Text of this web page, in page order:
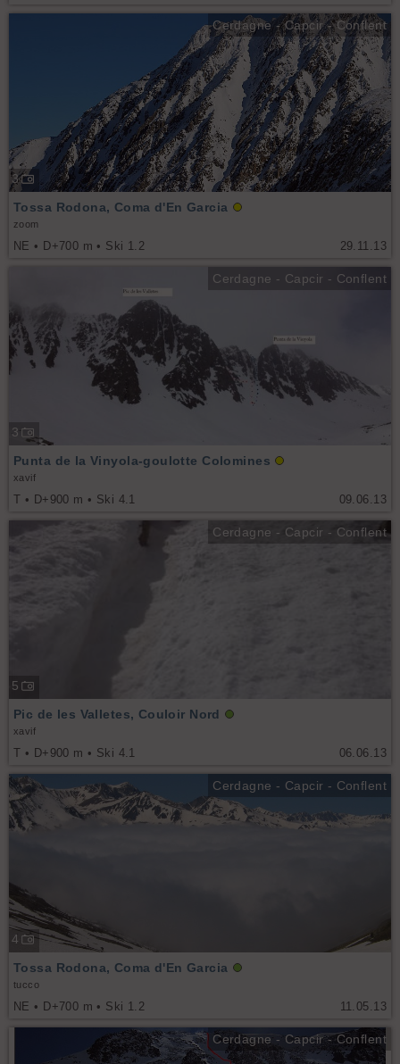
Cerdagne - Capcir - Conflent
3
29.11.13
Tossa Rodona, Coma d'En Garcia
zoom
NE • D+700 m • Ski 1.2
Cerdagne - Capcir - Conflent
3
09.06.13
Punta de la Vinyola-goulotte Colomines
xavif
T • D+900 m • Ski 4.1
Cerdagne - Capcir - Conflent
5
06.06.13
Pic de les Valletes, Couloir Nord
xavif
T • D+900 m • Ski 4.1
Cerdagne - Capcir - Conflent
4
11.05.13
Tossa Rodona, Coma d'En Garcia
tucco
NE • D+700 m • Ski 1.2
Cerdagne - Capcir - Conflent